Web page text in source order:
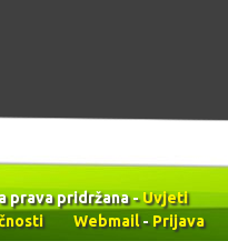
prava pridržana -Uvjeti
Webmail-Prijava